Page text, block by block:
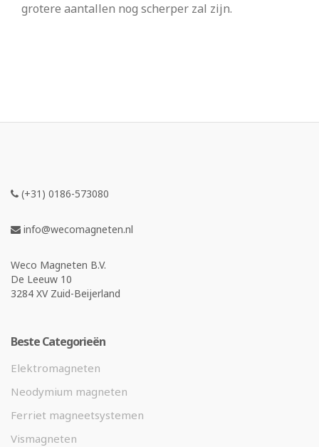
grotere aantallen nog scherper zal zijn.
(+31) 0186-573080
info@wecomagneten.nl
Weco Magneten B.V.
De Leeuw 10
3284 XV Zuid-Beijerland
Beste Categorieën
Elektromagneten
Neodymium magneten
Ferriet magneetsystemen
Vismagneten